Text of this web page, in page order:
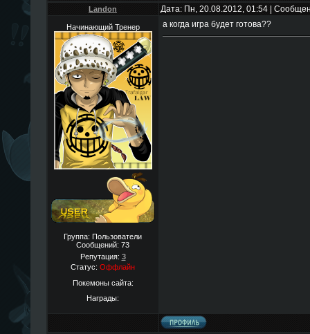
Landon Дата: Пн, 20.08.2012, 01:54 |
Начинающий Тренер
Группа: Пользователи
Сообщений: 73
Репутация: 3
Статус: Оффлайн
Покемоны сайта:
Награды:
а когда игра будет готова??